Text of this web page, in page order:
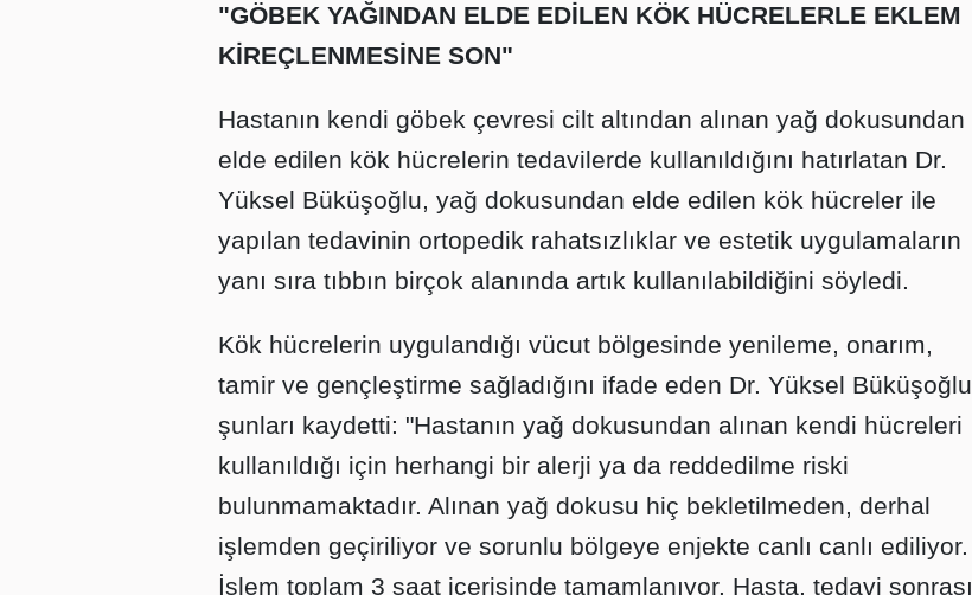
"GÖBEK YAĞINDAN ELDE EDİLEN KÖK HÜCRELERLE EKLEM
KİREÇLENMESİNE SON"
Hastanın kendi göbek çevresi cilt altından alınan yağ dokusundan
elde edilen kök hücrelerin tedavilerde kullanıldığını hatırlatan Dr.
Yüksel Büküşoğlu, yağ dokusundan elde edilen kök hücreler ile
yapılan tedavinin ortopedik rahatsızlıklar ve estetik uygulamaların
yanı sıra tıbbın birçok alanında artık kullanılabildiğini söyledi.
Kök hücrelerin uygulandığı vücut bölgesinde yenileme, onarım,
tamir ve gençleştirme sağladığını ifade eden Dr. Yüksel Büküşoğlu
şunları kaydetti: "Hastanın yağ dokusundan alınan kendi hücreleri
kullanıldığı için herhangi bir alerji ya da reddedilme riski
bulunmamaktadır. Alınan yağ dokusu hiç bekletilmeden, derhal
işlemden geçiriliyor ve sorunlu bölgeye enjekte canlı canlı ediliyor.
İşlem toplam 3 saat içerisinde tamamlanıyor. Hasta, tedavi sonrası